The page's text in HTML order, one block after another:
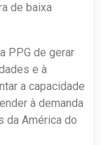
de baixa
PPG de gerar
e à
a capacidade
à demanda
da América do